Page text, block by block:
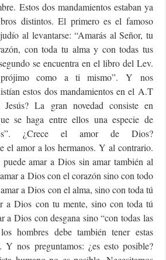
Estos dos mandamientos estaban ya
distintos. El primero es el famoso
al levantarse: “Amarás al Señor, tu
con toda tu alma y con todas tus
se encuentra en el libro del Lev.
prójimo como a ti mismo”. Y nos
estos dos mandamientos en el A.T
Jesús? La gran novedad consiste en
se haga entre ellos una especie de
¿Crece el amor de Dios?
el amor a los hermanos. Y al contrario.
amar a Dios sin amar también al
a Dios con el corazón sino con todo
a Dios con el alma, sino con toda tú
a Dios con tu mente, sino con toda tú
a Dios con desgana sino “con todas las
hombres debe también tener estas
Y nos preguntamos: ¿es esto posible?